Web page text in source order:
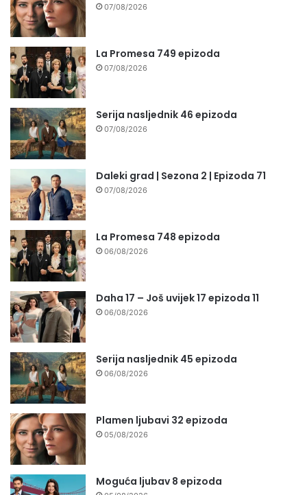
07/08/2026
La Promesa 749 epizoda
07/08/2026
Serija nasljednik 46 epizoda
07/08/2026
Daleki grad | Sezona 2 | Epizoda 71
07/08/2026
La Promesa 748 epizoda
06/08/2026
Daha 17 – Još uvijek 17 epizoda 11
06/08/2026
Serija nasljednik 45 epizoda
06/08/2026
Plamen ljubavi 32 epizoda
05/08/2026
Moguća ljubav 8 epizoda